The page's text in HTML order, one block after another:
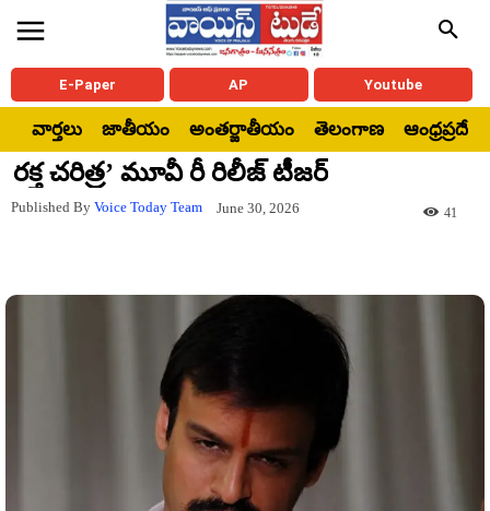
E-Paper AP Youtube
వార్తలు జాతీయం అంతర్జాతీయం తెలంగాణ ఆంధ్రప్రదేశ్
రక్త చరిత్ర’ మూవీ రీ రిలీజ్ టీజర్
Published By Voice Today Team June 30, 2026 41